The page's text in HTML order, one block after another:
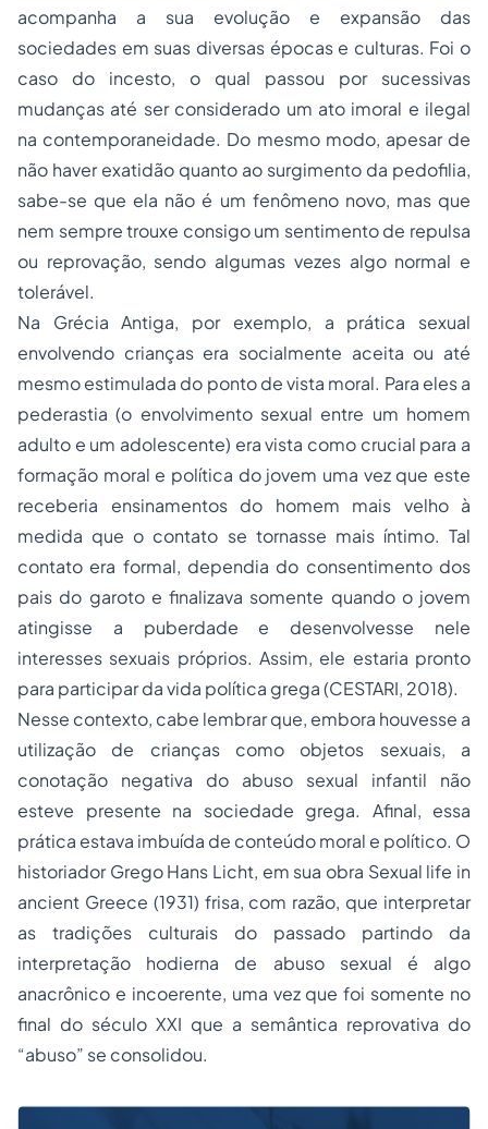
acompanha a sua evolução e expansão das
sociedades em suas diversas épocas e culturas. Foi o
caso do incesto, o qual passou por sucessivas
mudanças até ser considerado um ato imoral e ilegal
na contemporaneidade. Do mesmo modo, apesar de
não haver exatidão quanto ao surgimento da pedofilia,
sabe-se que ela não é um fenômeno novo, mas que
nem sempre trouxe consigo um sentimento de repulsa
ou reprovação, sendo algumas vezes algo normal e
tolerável.
Na Grécia Antiga, por exemplo, a prática sexual
envolvendo crianças era socialmente aceita ou até
mesmo estimulada do ponto de vista moral. Para eles a
pederastia (o envolvimento sexual entre um homem
adulto e um adolescente) era vista como crucial para a
formação moral e política do jovem uma vez que este
receberia ensinamentos do homem mais velho à
medida que o contato se tornasse mais íntimo. Tal
contato era formal, dependia do consentimento dos
pais do garoto e finalizava somente quando o jovem
atingisse a puberdade e desenvolvesse nele
interesses sexuais próprios. Assim, ele estaria pronto
para participar da vida política grega (CESTARI, 2018).
Nesse contexto, cabe lembrar que, embora houvesse a
utilização de crianças como objetos sexuais, a
conotação negativa do abuso sexual infantil não
esteve presente na sociedade grega. Afinal, essa
prática estava imbuída de conteúdo moral e político. O
historiador Grego Hans Licht, em sua obra Sexual life in
ancient Greece (1931) frisa, com razão, que interpretar
as tradições culturais do passado partindo da
interpretação hodierna de abuso sexual é algo
anacrônico e incoerente, uma vez que foi somente no
final do século XXI que a semântica reprovativa do
“abuso” se consolidou.